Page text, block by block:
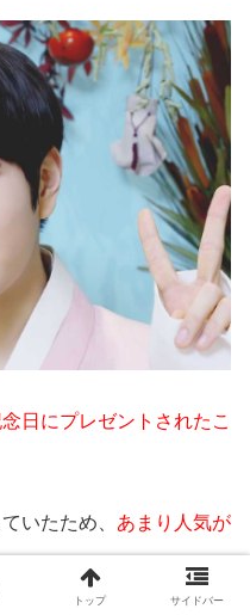
日にプレゼントされたこ
ていたため、 あまり人気が
トップ サイドバー